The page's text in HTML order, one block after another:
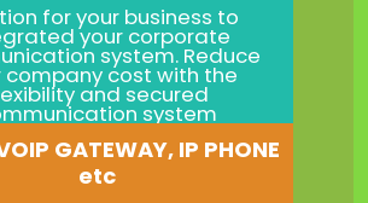
for your business to
your corporate
system. Reduce
company cost with the
and secured
system
GATEWAY, IP PHONE
etc